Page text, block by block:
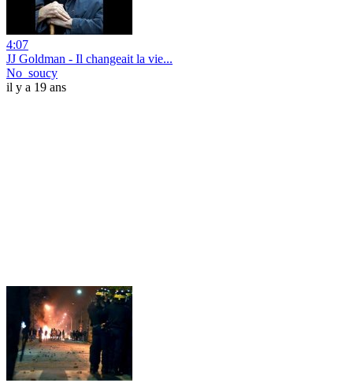
4:07
JJ Goldman - Il changeait la vie...
No_soucy
il y a 19 ans